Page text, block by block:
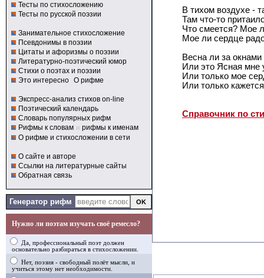
Тесты по стихосложению
Тесты по русской поэзии
Занимательное стихосложение
Псевдонимы в поэзии
Цитаты и афоризмы о поэзии
Литературно-поэтический юмор
Стихи о поэтах и поэзии
Это интересно О рифме
Экспресс-анализ стихов on-line
Поэтический календарь
Словарь популярных рифм
Рифмы к словам и рифмы к именам
О рифме и стихосложении в сети
О сайте и авторе
Ссылки на литературные сайты
Обратная связь
Генератор рифм
Нужно ли поэтам изучать своё ремесло?
Да, профессиональный поэт должен
основательно разбираться в стихосложении.
Нет, поэзия - свободный полёт мысли, и
учиться этому нет необходимости.
В тихом воздухе -
Там что-то
Что смеется? Мое
Мое ли сердце
Весна ли за
Или это Ясная мне
Или только мое
Или только
Справочник по